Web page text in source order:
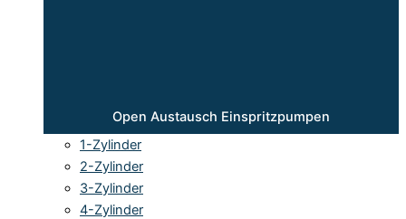
Open Austausch Einspritzpumpen
1-Zylinder
2-Zylinder
3-Zylinder
4-Zylinder